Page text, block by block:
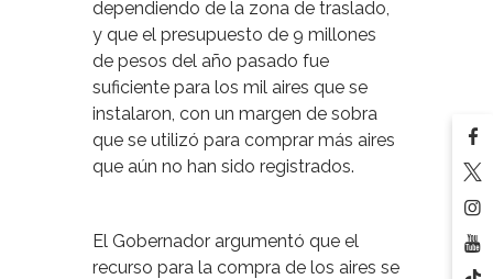
dependiendo de la zona de traslado,
y que el presupuesto de 9 millones
de pesos del año pasado fue
suficiente para los mil aires que se
instalaron, con un margen de sobra
que se utilizó para comprar más aires
que aún no han sido registrados.
El Gobernador argumentó que el
recurso para la compra de los aires se